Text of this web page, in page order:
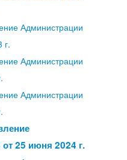
Администрации
г.
Администрации
Администрации
25 июня 2024 г.